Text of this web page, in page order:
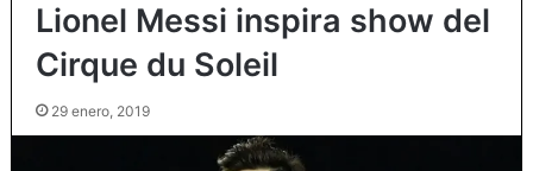
Lionel Messi inspira show del
Cirque du Soleil
29 enero, 2019